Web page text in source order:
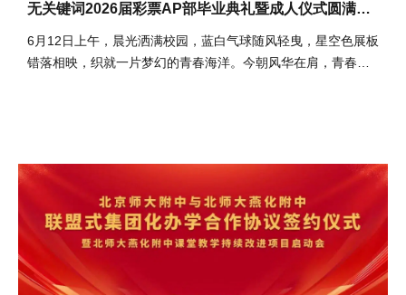
无关键词2026届彩票AP部毕业典礼暨成人仪式圆满落
幕
6月12日上午，晨光洒满校园，蓝白气球随风轻曳，星空色展板
错落相映，织就一片梦幻的青春海洋。今朝风华在肩，青春如